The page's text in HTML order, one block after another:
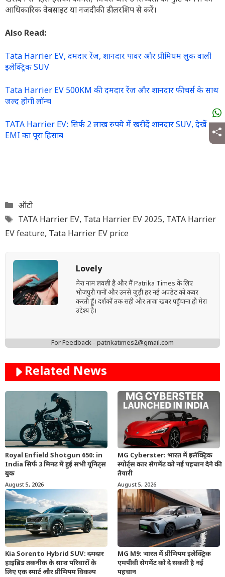
आधिकारिक वेबसाइट या नजदीकी डीलरशिप से करें।
Also Read:
Tata Harrier EV, दमदार रेंज, शानदार पावर और प्रीमियम लुक वाली
इलेक्ट्रिक SUV
Tata Harrier EV 500KM की दमदार रेंज और शानदार फीचर्स के साथ
जल्द होगी लॉन्च
TATA Harrier EV: सिर्फ 2 लाख रुपये में खरीदें शानदार SUV, देखें
EMI का पूरा हिसाब
Categories
ऑटो
Tags
TATA Harrier EV, Tata Harrier EV 2025, TATA Harrier
EV feature, Tata Harrier EV price
Lovely
मेरा नाम लवली है और मैं Patrika Times के लिए
भोजपुरी गानों और उनसे जुड़ी हर नई अपडेट को कवर
करती हूँ। दर्शकों तक सही और ताज़ा खबर पहुँचाना ही मेरा
उद्देश्य है।
For Feedback - patrikatimes2@gmail.com
Related News
Royal Enfield Shotgun 650: in
India सिर्फ 3 मिनट में हुई सभी यूनिट्स
बुक
August 5, 2026
MG Cyberster: भारत में इलेक्ट्रिक
स्पोर्ट्स कार सेगमेंट को नई पहचान देने की
तैयारी
August 5, 2026
Kia Sorento Hybrid SUV: दमदार
हाइब्रिड तकनीक के साथ परिवारों के
लिए एक स्मार्ट और प्रीमियम विकल्प
MG M9: भारत में प्रीमियम इलेक्ट्रिक
एमपीवी सेगमेंट को दे सकती है नई
पहचान